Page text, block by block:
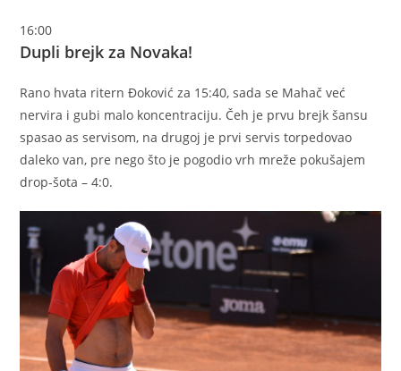
16:00
Dupli brejk za Novaka!
Rano hvata ritern Đoković za 15:40, sada se Mahač već
nervira i gubi malo koncentraciju. Čeh je prvu brejk šansu
spasao as servisom, na drugoj je prvi servis torpedovao
daleko van, pre nego što je pogodio vrh mreže pokušajem
drop-šota – 4:0.